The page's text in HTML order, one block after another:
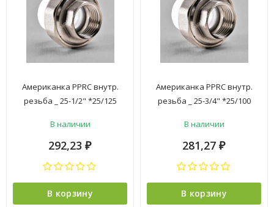
Американка PPRC внутр.
резьба _ 25-1/2" *25/125
В наличии
292,23 ₽
В корзину
Американка PPRC внутр.
резьба _ 25-3/4" *25/100
В наличии
281,27 ₽
В корзину